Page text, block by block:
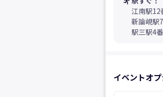
江南駅12
新論峴駅
駅三駅4
イベントオ